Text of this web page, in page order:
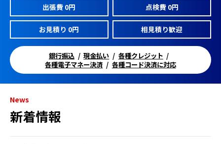
出張費 0円 点検費 0円
お見積り 0円 相見積り歓迎
銀行振込 現金払い
各種クレジット
各種電子マネー決済
各種コード決済に対応
News
新着情報